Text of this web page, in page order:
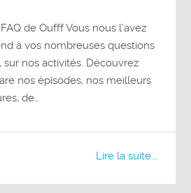
de Oufff Vous nous l’avez
à vos nombreuses questions
sur nos activités. Découvrez
nos épisodes, nos meilleurs
de…
Lire la suite...